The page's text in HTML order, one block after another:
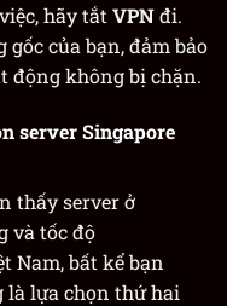
hãy tắt VPNđi.
của bạn, đảm bảo
động không bị chặn.
server Singapore
thấy server ở
và tốc độ
Nam, bất kể bạn
là lựa chọn thứ hai